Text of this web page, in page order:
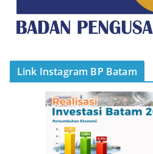
Link Instagram BP Batam